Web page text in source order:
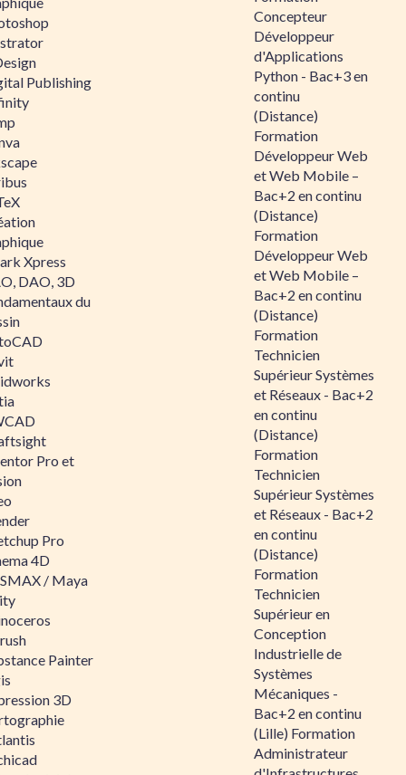
Publishing
Xpress
DAO, 3D
du
Pro et
Pro
4D
/ Maya
Painter
3D
Concepteur
Développeur
d'Applications
Python - Bac+3 en
continu
(Distance)
Formation
Développeur Web
et Web Mobile –
Bac+2 en continu
(Distance)
Formation
Développeur Web
et Web Mobile –
Bac+2 en continu
(Distance)
Formation
Technicien
Supérieur Systèmes
et Réseaux - Bac+2
en continu
(Distance)
Formation
Technicien
Supérieur Systèmes
et Réseaux - Bac+2
en continu
(Distance)
Formation
Technicien
Supérieur en
Conception
Industrielle de
Systèmes
Mécaniques -
Bac+2 en continu
(Lille) Formation
Administrateur